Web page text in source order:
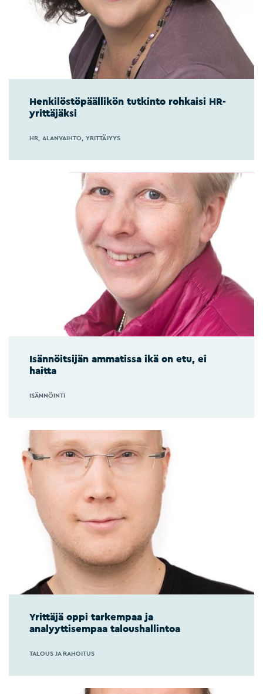
Henkilöstöpäällikön tutkinto rohkaisi HR-
yrittäjäksi
HR ALANVAIHTO YRITTÄJYYS
Isännöitsijän ammatissa ikä on etu, ei
haitta
ISÄNNÖINTI
Yrittäjä oppi tarkempaa ja
analyyttisempaa taloushallintoa
TALOUS JA RAHOITUS